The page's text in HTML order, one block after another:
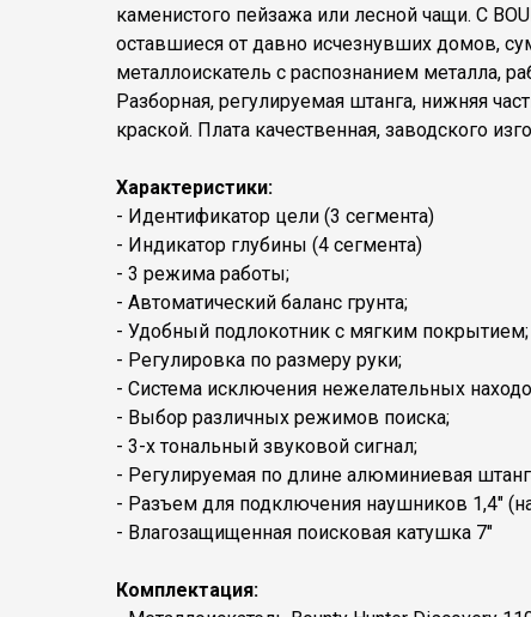
каменистого пейзажа или лесной чащи. С
оставшиеся от давно исчезнувших домов,
металлоискатель с распознанием металла,
Разборная, регулируемая штанга, нижняя
краской. Плата качественная, заводского
Характеристики:
- Идентификатор цели (3 сегмента)
- Индикатор глубины (4 сегмента)
- 3 режима работы;
- Автоматический баланс грунта;
- Удобный подлокотник с мягким покрытием;
- Регулировка по размеру руки;
- Система исключения нежелательных
- Выбор различных режимов поиска;
- 3-х тональный звуковой сигнал;
- Регулируемая по длине алюминиевая
- Разъем для подключения наушников 1,4″
- Влагозащищенная поисковая катушка 7″
Комплектация: